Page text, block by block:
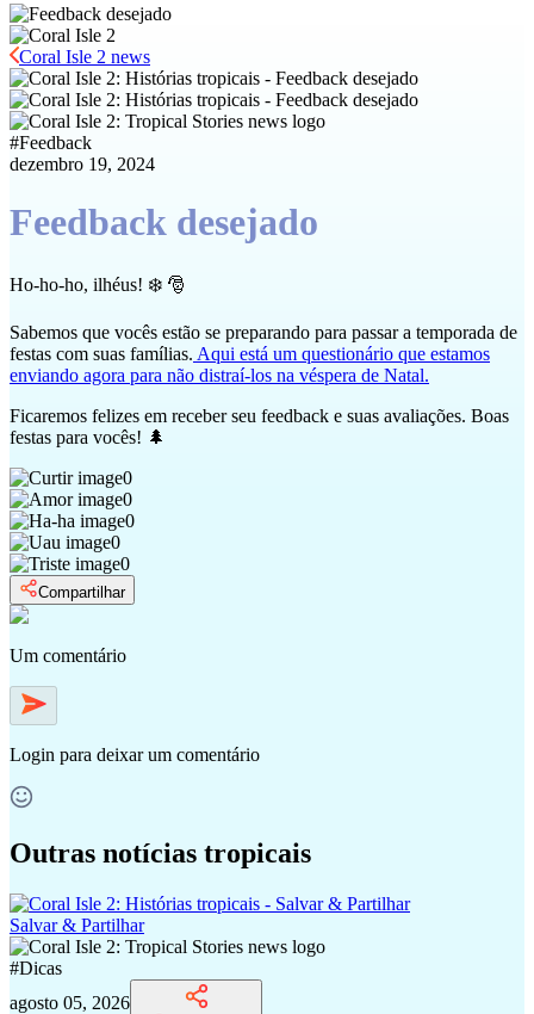
Coral Isle 2 news
#Feedback
dezembro 19, 2024
Feedback desejado
Ho-ho-ho, ilhéus! ❄️ 🎅
Sabemos que vocês estão se preparando para passar a temporada de
festas com suas famílias. Aqui está um questionário que estamos
enviando agora para não distraí-los na véspera de Natal.
Ficaremos felizes em receber seu feedback e suas avaliações. Boas
festas para vocês! 🌲
0
0
0
0
0
Compartilhar
Um comentário
Login para deixar um comentário
Outras notícias tropicais
Salvar & Partilhar
#Dicas
agosto 05, 2026